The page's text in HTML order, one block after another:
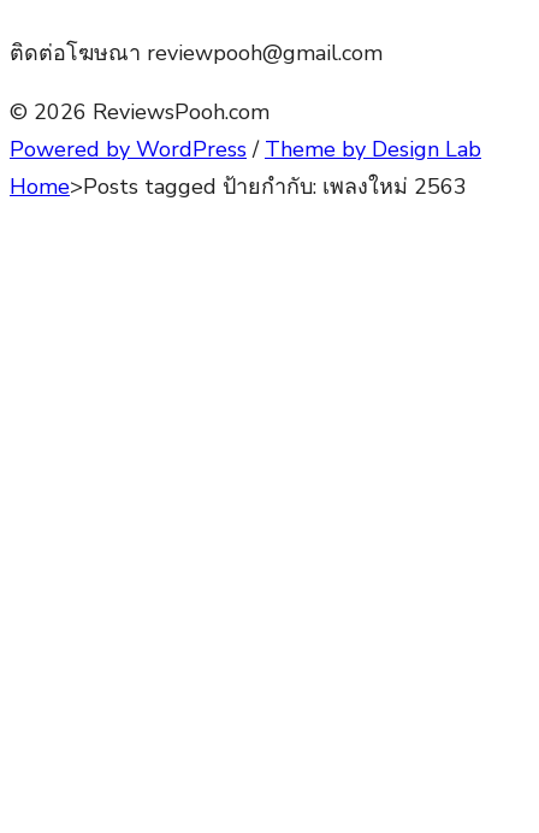
ติดต่อโฆษณา reviewpooh@gmail.com
© 2026 ReviewsPooh.com
Powered by WordPress / Theme by Design Lab
Home>Posts tagged ป้ายกำกับ: เพลงใหม่ 2563